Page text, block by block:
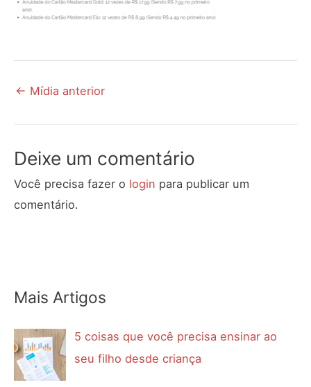
← Mídia anterior
Deixe um comentário
Você precisa fazer o login para publicar um
comentário.
Mais Artigos
5 coisas que você precisa ensinar ao
seu filho desde criança